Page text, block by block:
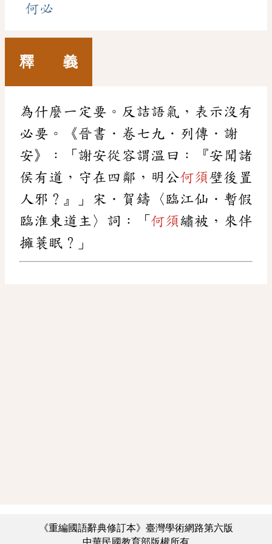
何必
釋 義
為什麼一定要。反詰語氣，表示沒有
必要。《晉書．卷七九．列傳．謝
安》：「謝安從容謂溫曰：『安聞諸
侯有道，守在四鄰，明公何須壁後置
人邪？』」宋．賀鑄〈臨江仙．暫假
臨淮東道主〉詞：「 何須繡被，來伴
擁蓑眠？」
《重編國語辭典修訂本》臺灣學術網路第六版